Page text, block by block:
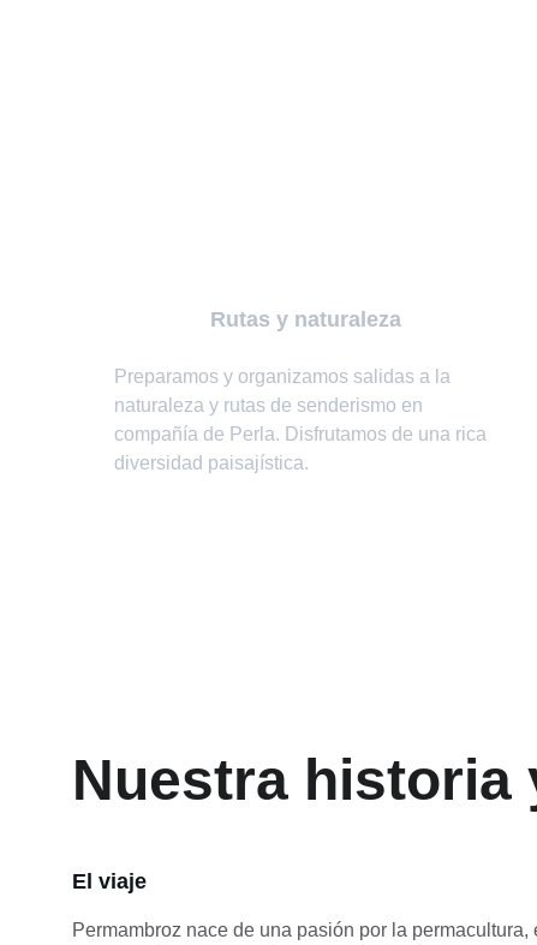
Rutas y naturaleza
Preparamos y organizamos salidas a la
naturaleza y rutas de senderismo en
compañía de Perla. Disfrutamos de una rica
diversidad paisajística.
Nuestra historia
Permambroz nace de una pasión por la permacultura,
El viaje